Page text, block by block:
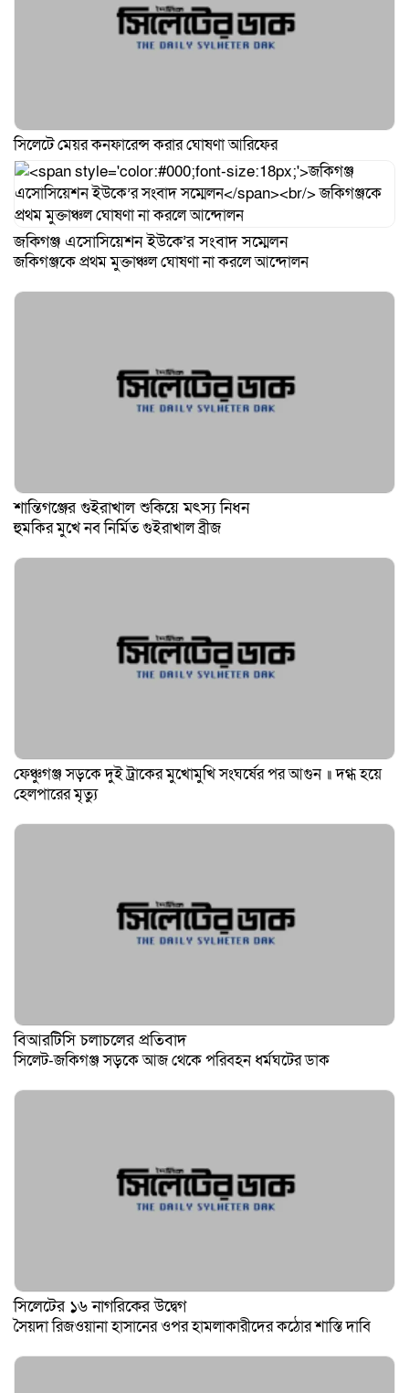
সিলেটে মেয়র কনফারেন্স করার ঘোষণা আরিফের
জকিগঞ্জ এসোসিয়েশন ইউকে’র সংবাদ সম্মেলন
জকিগঞ্জকে প্রথম মুক্তাঞ্চল ঘোষণা না করলে আন্দোলন
শান্তিগঞ্জের গুইরাখাল শুকিয়ে মৎস্য নিধন
হুমকির মুখে নব নির্মিত গুইরাখাল ব্রীজ
ফেঞ্চুগঞ্জ সড়কে দুই ট্রাকের মুখোমুখি সংঘর্ষের পর আগুন ॥ দগ্ধ হয়ে
হেলপারের মৃত্যু
বিআরটিসি চলাচলের প্রতিবাদ
সিলেট-জকিগঞ্জ সড়কে আজ থেকে পরিবহন ধর্মঘটের ডাক
সিলেটের ১৬ নাগরিকের উদ্বেগ
সৈয়দা রিজওয়ানা হাসানের ওপর হামলাকারীদের কঠোর শাস্তি দাবি